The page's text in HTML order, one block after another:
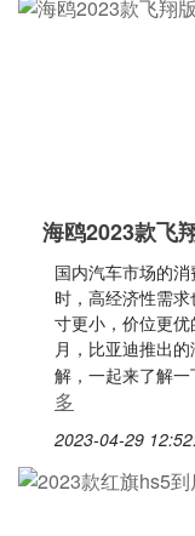
海鸥2023款飞
国内汽车市场的
时，高经济性需
寸更小，价位更
月，比亚迪推出
解，一起来了解
多
2023-04-29